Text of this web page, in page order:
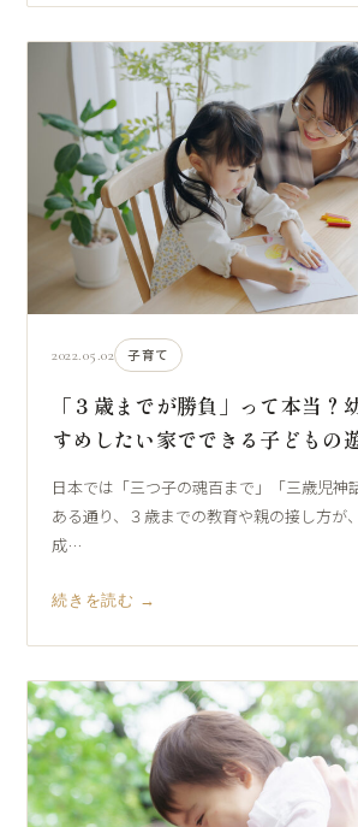
2022.05.02 子育て
「３歳までが勝負」って本当？
すめしたい家でできる子どもの
日本では「三つ子の魂百まで」「三歳児神
ある通り、３歳までの教育や親の接し方が
成…
続きを読む →